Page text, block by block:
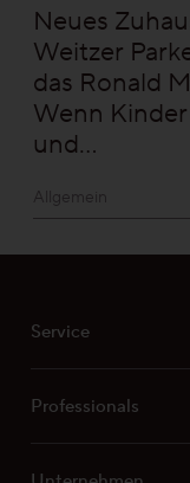
Neues
Weitzer
das Ronald
Wenn
und…
Allgemein
Service
Professionals